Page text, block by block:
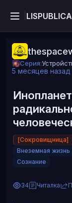
LISPUBLICA
Серия:
5 месяцев назад
[Сокровищница]
Внеземная жизнь
Сознание
34 Читалка